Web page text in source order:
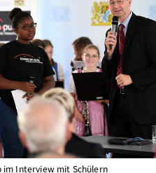
Interview mit Schülern